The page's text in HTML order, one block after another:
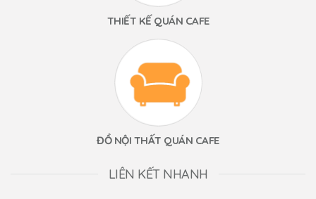
THIẾT KẾ QUÁN CAFE
ĐỒ NỘI THẤT QUÁN CAFE
LIÊN KẾT NHANH